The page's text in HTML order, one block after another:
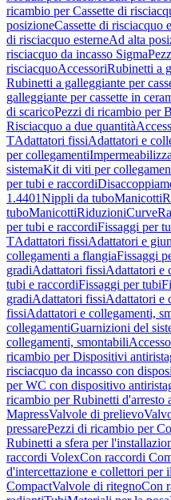
ricambio per Cassette di
posizioneCassette di risciacquo
di risciacquo esterneAd alta
risciacquo da incasso Sigma
risciacquoAccessoriRubinetti a
Rubinetti a galleggiante per
galleggiante per cassette in
di scaricoPezzi di ricambio per
Risciacquo a due quantità
TAdattatori fissiAdattatori e
per collegamenti
sistemaKit di viti per
per tubi e raccordi
1.4401Nippli da tuboManicotti
tuboManicottiRiduzioniCurve
per tubi e raccordiFissaggi per
TAdattatori fissiAdattatori e
collegamenti a flangiaFissaggi
gradiAdattatori fissiAdattatori e
tubi e raccordiFissaggi per tubi
gradiAdattatori fissiAdattatori e
fissiAdattatori e collegamenti,
collegamentiGuarnizioni del
collegamenti, smontabili
ricambio per Dispositivi
risciacquo da incasso con
per WC con dispositivo
ricambio per Rubinetti d'arresto
MapressValvole di prelievo
pressarePezzi di ricambio per
Rubinetti a sfera per
raccordi VolexCon raccordi
d'intercettazione e collettori per
CompactValvole di ritegnoCon